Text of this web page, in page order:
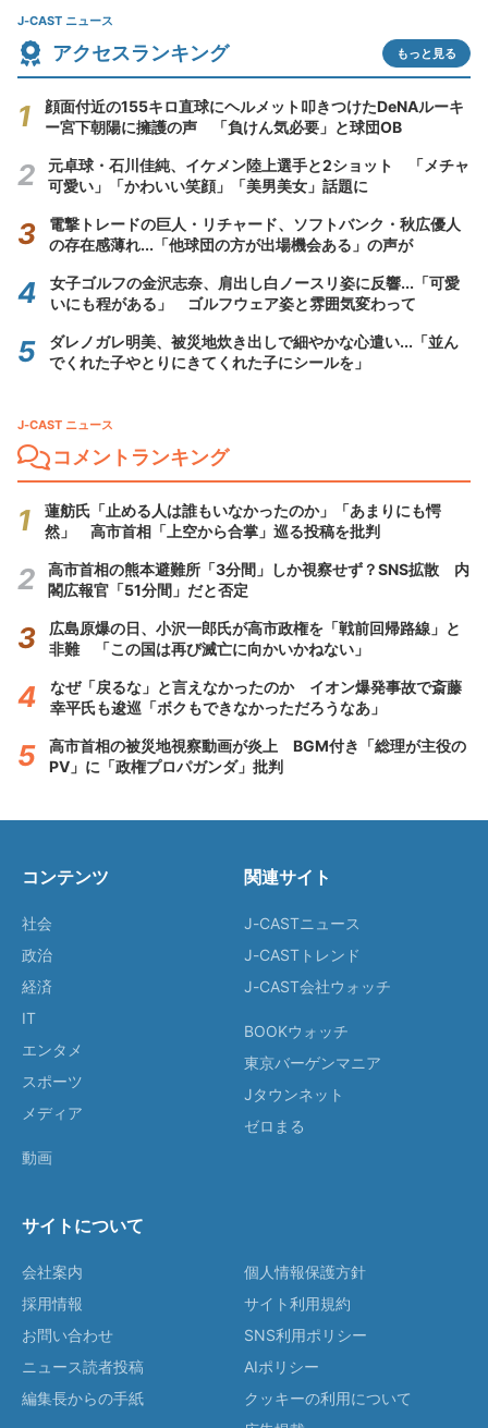
J-CAST ニュース
アクセスランキング もっと見る
顔面付近の155キロ直球にヘルメット叩きつけたDeNAルーキ
ー宮下朝陽に擁護の声 「負けん気必要」と球団OB
元卓球・石川佳純、イケメン陸上選手と2ショット 「メチャ
可愛い」「かわいい笑顔」「美男美女」話題に
電撃トレードの巨人・リチャード、ソフトバンク・秋広優人
の存在感薄れ...「他球団の方が出場機会ある」の声が
女子ゴルフの金沢志奈、肩出し白ノースリ姿に反響...「可愛
いにも程がある」 ゴルフウェア姿と雰囲気変わって
ダレノガレ明美、被災地炊き出しで細やかな心遣い...「並ん
でくれた子やとりにきてくれた子にシールを」
J-CAST ニュース
コメントランキング
蓮舫氏「止める人は誰もいなかったのか」「あまりにも愕
然」 高市首相「上空から合掌」巡る投稿を批判
高市首相の熊本避難所「3分間」しか視察せず？SNS拡散 内
閣広報官「51分間」だと否定
広島原爆の日、小沢一郎氏が高市政権を「戦前回帰路線」と
非難 「この国は再び滅亡に向かいかねない」
なぜ「戻るな」と言えなかったのか イオン爆発事故で斎藤
幸平氏も逡巡「ボクもできなかっただろうなあ」
高市首相の被災地視察動画が炎上 BGM付き「総理が主役の
PV」に「政権プロパガンダ」批判
コンテンツ
社会
政治
経済
IT
エンタメ
スポーツ
メディア
動画
関連サイト
J-CASTニュース
J-CASTトレンド
J-CAST会社ウォッチ
BOOKウォッチ
東京バーゲンマニア
Jタウンネット
ゼロまる
サイトについて
会社案内
採用情報
お問い合わせ
ニュース読者投稿
編集長からの手紙
個人情報保護方針
サイト利用規約
SNS利用ポリシー
AIポリシー
クッキーの利用について